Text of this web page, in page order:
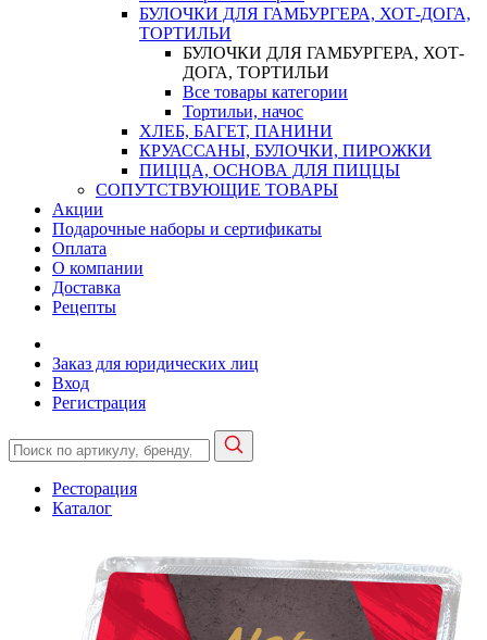
БУЛОЧКИ ДЛЯ ГАМБУРГЕРА, ХОТ-ДОГА,
ТОРТИЛЬИ
БУЛОЧКИ ДЛЯ ГАМБУРГЕРА, ХОТ-
ДОГА, ТОРТИЛЬИ
Все товары категории
Тортильи, начос
ХЛЕБ, БАГЕТ, ПАНИНИ
КРУАССАНЫ, БУЛОЧКИ, ПИРОЖКИ
ПИЦЦА, ОСНОВА ДЛЯ ПИЦЦЫ
СОПУТСТВУЮЩИЕ ТОВАРЫ
Акции
Подарочные наборы и сертификаты
Оплата
О компании
Доставка
Рецепты
Заказ для юридических лиц
Вход
Регистрация
Ресторация
Каталог